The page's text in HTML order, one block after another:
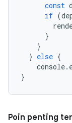
const
if (
}
}
} else {
console.
}
Poin penting